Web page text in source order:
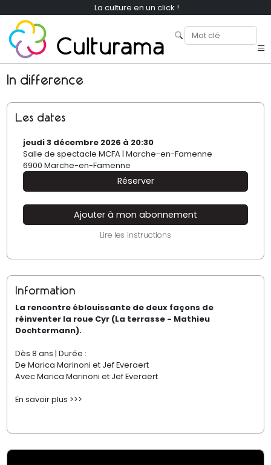
La culture en un click !
In difference
Les dates
jeudi 3 décembre 2026 à 20:30
Salle de spectacle MCFA | Marche-en-Famenne
6900 Marche-en-Famenne
Réserver
Ajouter à mon abonnement
Lire les instructions
Information
La rencontre éblouissante de deux façons de
réinventer la roue Cyr (La terrasse - Mathieu
Dochtermann).
Dès 8 ans | Durée :
De Marica Marinoni et Jef Everaert
Avec Marica Marinoni et Jef Everaert
En savoir plus >>>